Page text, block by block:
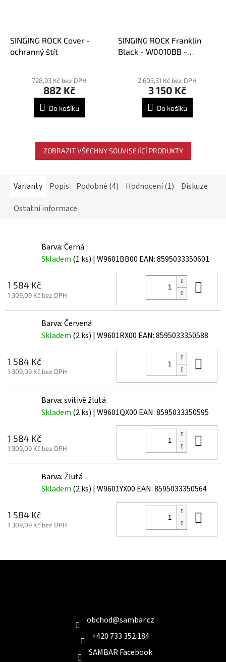
SINGING ROCK Cover -
ochranný štít
hodnocení
hvězdiček.
728,93 Kč bez DPH
882 Kč
Do košíku
SINGING ROCK Franklin
Black - W0010BB -
2 603,31 Kč bez DPH
3 150 Kč
Do košíku
ZOBRAZIT VŠECHNY SOUVISEJÍCÍ PRODUKTY
Varianty Popis Podobné (4) Hodnocení (1)
Diskuze
Ostatní informace
Barva: Černá
Skladem (1 ks) | W9601BB00 EAN:8595033350601
1 584 Kč
1 309,09 Kč bez DPH
Barva: Červená
Skladem (2 ks) | W9601RX00 EAN:8595033350588
1 584 Kč
1 309,09 Kč bez DPH
Barva: svítivě žlutá
Skladem (2 ks) | W9601QX00 EAN:8595033350595
1 584 Kč
1 309,09 Kč bez DPH
Barva: Žlutá
Skladem (2 ks) | W9601YX00 EAN:8595033350564
1 584 Kč
1 309,09 Kč bez DPH
obchod@sambar.cz
+420 733 352 184
SAMBAR Facebook